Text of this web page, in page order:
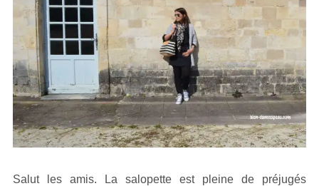
Salut les amis. La salopette est pleine de préjugés